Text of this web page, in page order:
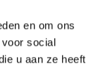
en om ons
social
u aan ze heeft